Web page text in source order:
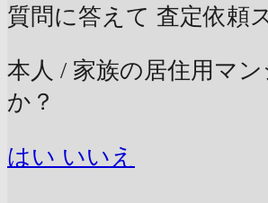
質問に答えて 査定依頼
本人 / 家族の居住用マ
か？
はい いいえ